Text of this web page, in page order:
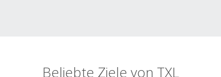
Beliebte Ziele von TXL